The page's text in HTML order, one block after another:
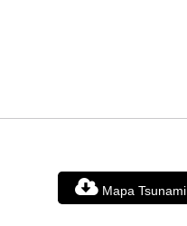
Mapa Tsunami